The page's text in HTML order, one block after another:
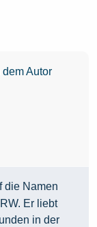
dem Autor
die Namen
Er liebt
in der